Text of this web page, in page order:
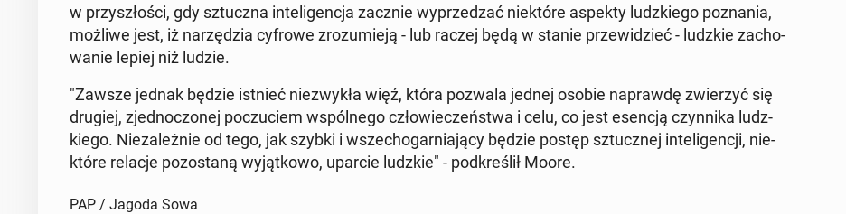
w przy­szło­ści, gdy sztucz­na in­te­li­gen­cja zacznie wy­prze­dzać nie­któ­re aspekty ludz­kie­go po­zna­nia,
możliwe jest, iż na­rzę­dzia cyfrowe zro­zu­mie­ją - lub raczej będą w stanie prze­wi­dzieć - ludzkie za­cho­
wa­nie lepiej niż ludzie.
"Zawsze jednak będzie istnieć nie­zwy­kła więź, która pozwala jednej osobie na­praw­dę zwie­rzyć się
drugiej, zjed­no­czo­nej po­czu­ciem wspól­ne­go czło­wie­czeń­stwa i celu, co jest esencją czyn­ni­ka ludz­
kie­go. Nie­za­leż­nie od tego, jak szybki i wszech­ogar­nia­ją­cy będzie postęp sztucz­nej in­te­li­gen­cji, nie­
któ­re relacje po­zo­sta­ną wy­jąt­ko­wo, uparcie ludzkie" - pod­kre­ślił Moore.
PAP / Jagoda Sowa